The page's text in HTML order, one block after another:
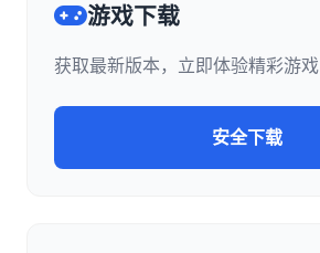
游戏下载
获取最新版本，立即体验精彩游戏
安全下载